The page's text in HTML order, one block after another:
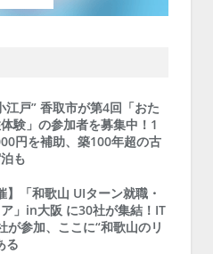
江戸” 香取市が第4回「おた
験」の参加者を募集中！1
円を補助、築100年超の古
も
】「和歌山 UIターン就職・
」in大阪 に30社が集結！IT
が参加、ここに“和歌山のリ
る